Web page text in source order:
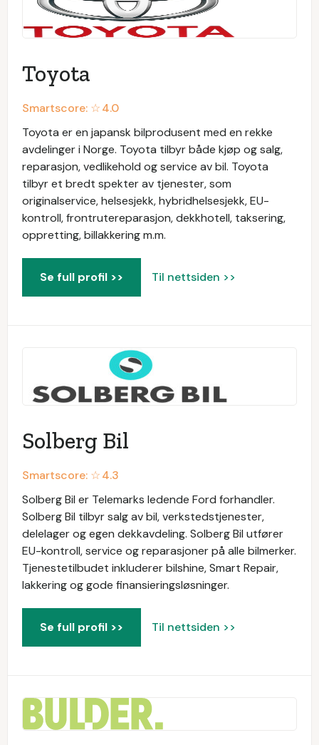
Toyota
Smartscore: ☆4.0
Toyota er en japansk bilprodusent med en rekke
avdelinger i Norge. Toyota tilbyr både kjøp og salg,
reparasjon, vedlikehold og service av bil. Toyota
tilbyr et bredt spekter av tjenester, som
originalservice, helsesjekk, hybridhelsesjekk, EU-
kontroll, frontrutereparasjon, dekkhotell, taksering,
oppretting, billakkering m.m.
Se full profil >> Til nettsiden >>
Solberg Bil
Smartscore: ☆4.3
Solberg Bil er Telemarks ledende Ford forhandler.
Solberg Bil tilbyr salg av bil, verkstedstjenester,
delelager og egen dekkavdeling. Solberg Bil utfører
EU-kontroll, service og reparasjoner på alle bilmerker.
Tjenestetilbudet inkluderer bilshine, Smart Repair,
lakkering og gode finansieringsløsninger.
Se full profil >> Til nettsiden >>